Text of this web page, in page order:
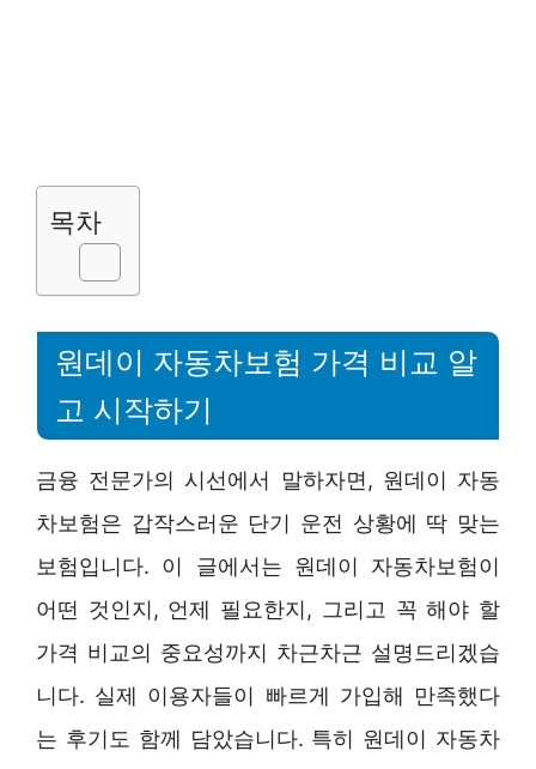
목차
원데이 자동차보험 가격 비교 알
고 시작하기
금융 전문가의 시선에서 말하자면, 원데이 자동
차보험은 갑작스러운 단기 운전 상황에 딱 맞는
보험입니다. 이 글에서는 원데이 자동차보험이
어떤 것인지, 언제 필요한지, 그리고 꼭 해야 할
가격 비교의 중요성까지 차근차근 설명드리겠습
니다. 실제 이용자들이 빠르게 가입해 만족했다
는 후기도 함께 담았습니다. 특히 원데이 자동차